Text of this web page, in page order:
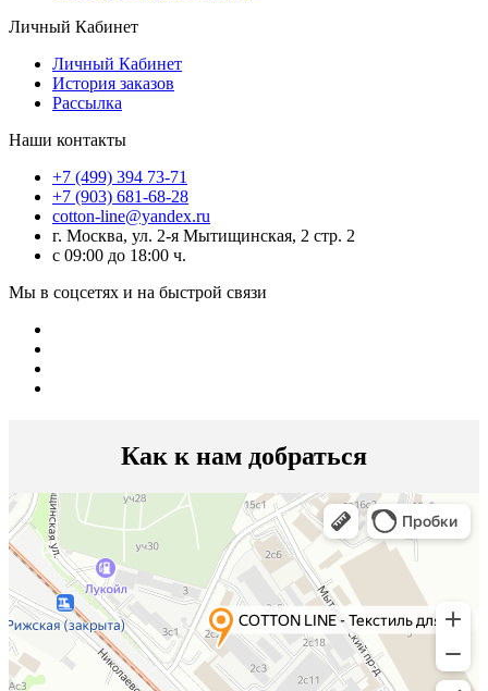
Личный Кабинет
Личный Кабинет
История заказов
Рассылка
Наши контакты
+7 (499) 394 73-71
+7 (903) 681-68-28
cotton-line@yandex.ru
г. Москва, ул. 2-я Мытищинская, 2 стр. 2
с 09:00 до 18:00 ч.
Мы в соцсетях и на быстрой связи
Как к нам добраться